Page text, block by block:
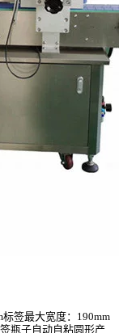
签最大宽度：190mm
瓶子自动自粘圆形产